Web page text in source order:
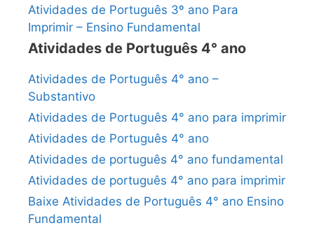
Atividades de Português 3º ano Para
Imprimir – Ensino Fundamental
Atividades de Português 4° ano
Atividades de Português 4° ano –
Substantivo
Atividades de Português 4° ano para imprimir
Atividades de Português 4° ano
Atividades de português 4° ano fundamental
Atividades de português 4° ano para imprimir
Baixe Atividades de Português 4° ano Ensino
Fundamental